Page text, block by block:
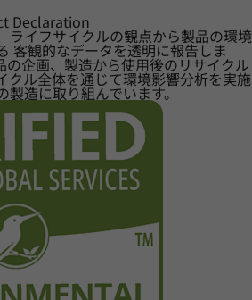
Declaration
ライフサイクルの観点から製品の環境
客観的なデータを透明に報告しま
の企画、製造から使用後のリサイクル
クル全体を通じて環境影響分析を実施
製造に取り組んでいます。